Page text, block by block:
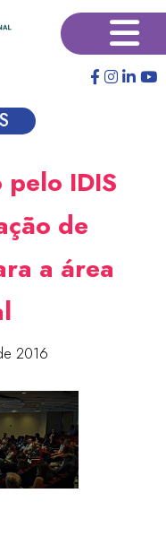
×
IDIS
de
a área
2016